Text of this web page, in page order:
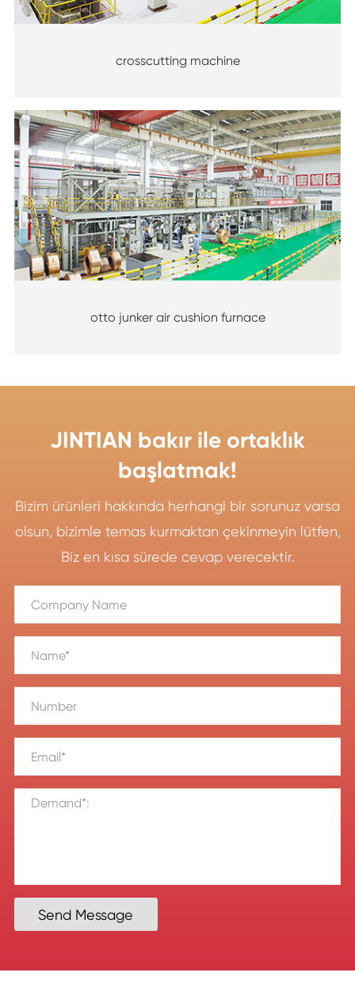
crosscutting machine
otto junker air cushion furnace
JINTIAN bakır ile ortaklık
başlatmak!
Bizim ürünleri hakkında herhangi bir sorunuz varsa
olsun, bizimle temas kurmaktan çekinmeyin lütfen,
Biz en kısa sürede cevap verecektir.
Send Message